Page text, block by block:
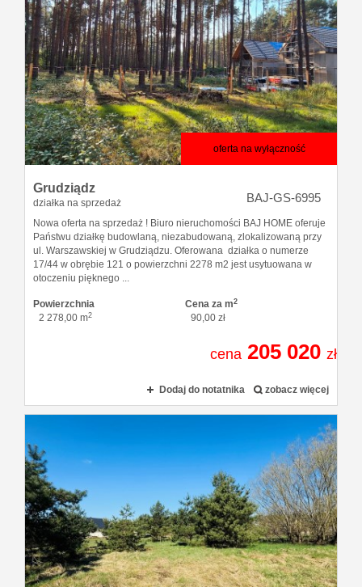
oferta na wyłączność
Grudziądz
działka na sprzedaż BAJ-GS-6995
Nowa oferta na sprzedaż ! Biuro nieruchomości BAJ HOME oferuje
Państwu działkę budowlaną, niezabudowaną, zlokalizowaną przy
ul. Warszawskiej w Grudziądzu. Oferowana działka o numerze
17/44 w obrębie 121 o powierzchni 2278 m2 jest usytuowana w
otoczeniu pięknego ...
Powierzchnia
2 278,00 m2
Cena za m2
90,00 zł
cena 205 020 zł
Dodaj do notatnika zobacz więcej